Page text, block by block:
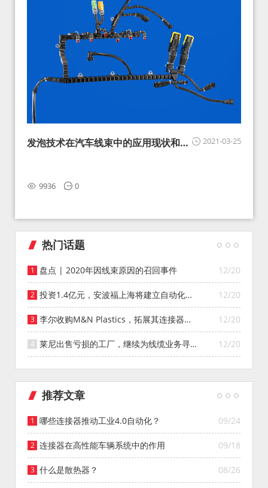
2021-03-25
发泡技术在汽车线束中的应用现状和展
9936 0
热门话题
12/20
盘点 | 2020年因线束原因的召回事件
12/20
投资1.4亿元，安波福上海将建立自动化智
能仓库
12/20
李尔收购M&N Plastics，拓展其连接器系
统业务
12/20
莱尼出售亏损的工厂，继续为线缆业务寻找
投资者
推荐文章
09/24
哪些连接器推动工业4.0自动化？
09/18
连接器在高性能车辆系统中的作用
08/26
什么是散热器？